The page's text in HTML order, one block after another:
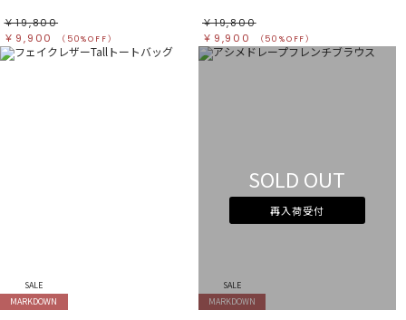
￥19,800
￥9,900
（50%OFF）
￥19,800
￥9,900
（50%OFF）
SALE
MARKDOWN
SOLD OUT
再入荷受付
SALE
MARKDOWN